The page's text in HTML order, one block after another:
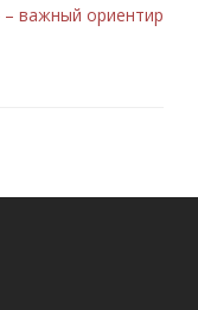
важный ориентир